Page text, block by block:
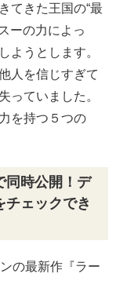
てきた王国の“最
ーの力によっ
ようとします。
人を信じすぎて
っていました。
を持つ５つの
同時公開！デ
チェックでき
の最新作『ラー